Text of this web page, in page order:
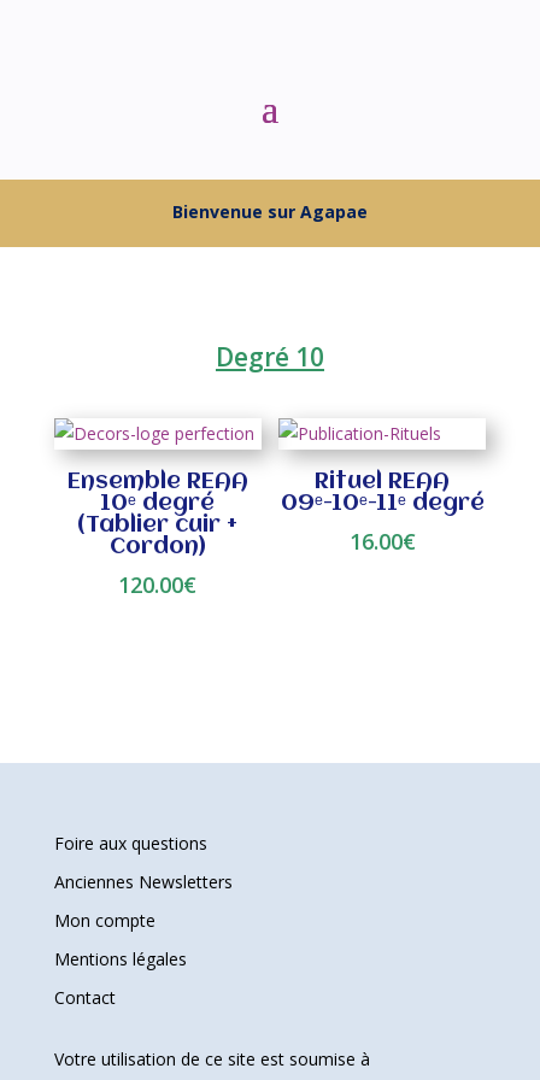
Bienvenue sur Agapae
Degré 10
Ensemble REAA
10ᵉ degré
(Tablier cuir +
Cordon)
120.00€
Rituel REAA
09ᵉ-10ᵉ-11ᵉ degré
16.00€
Foire aux questions
Anciennes Newsletters
Mon compte
Mentions légales
Contact
Votre utilisation de ce site est soumise à